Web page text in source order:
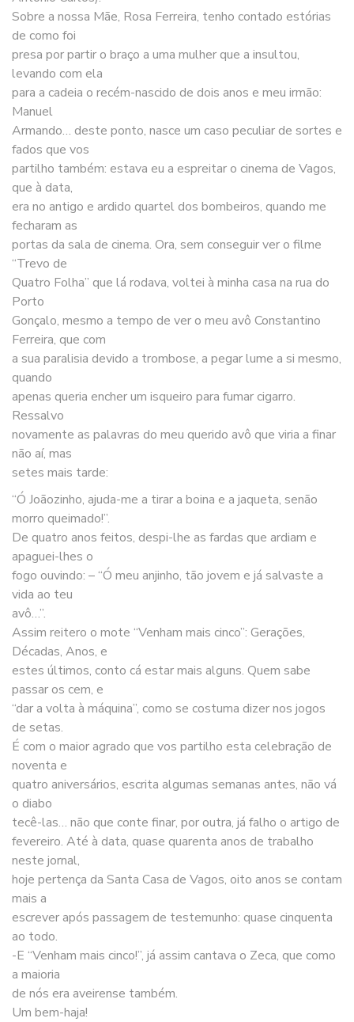
Sobre a nossa Mãe, Rosa Ferreira, tenho contado estórias
de como foi
presa por partir o braço a uma mulher que a insultou,
levando com ela
para a cadeia o recém-nascido de dois anos e meu irmão:
Manuel
Armando… deste ponto, nasce um caso peculiar de sortes e
fados que vos
partilho também: estava eu a espreitar o cinema de Vagos,
que à data,
era no antigo e ardido quartel dos bombeiros, quando me
fecharam as
portas da sala de cinema. Ora, sem conseguir ver o filme
“Trevo de
Quatro Folha” que lá rodava, voltei à minha casa na rua do
Porto
Gonçalo, mesmo a tempo de ver o meu avô Constantino
Ferreira, que com
a sua paralisia devido a trombose, a pegar lume a si mesmo,
quando
apenas queria encher um isqueiro para fumar cigarro.
Ressalvo
novamente as palavras do meu querido avô que viria a finar
não aí, mas
setes mais tarde:
“Ó Joãozinho, ajuda-me a tirar a boina e a jaqueta, senão
morro queimado!”.
De quatro anos feitos, despi-lhe as fardas que ardiam e
apaguei-lhes o
fogo ouvindo: – “Ó meu anjinho, tão jovem e já salvaste a
vida ao teu
avô…”.
Assim reitero o mote “Venham mais cinco”: Gerações,
Décadas, Anos, e
estes últimos, conto cá estar mais alguns. Quem sabe
passar os cem, e
“dar a volta à máquina”, como se costuma dizer nos jogos
de setas.
É com o maior agrado que vos partilho esta celebração de
noventa e
quatro aniversários, escrita algumas semanas antes, não vá
o diabo
tecê-las… não que conte finar, por outra, já falho o artigo de
fevereiro. Até à data, quase quarenta anos de trabalho
neste jornal,
hoje pertença da Santa Casa de Vagos, oito anos se contam
mais a
escrever após passagem de testemunho: quase cinquenta
ao todo.
-E “Venham mais cinco!”, já assim cantava o Zeca, que como
a maioria
de nós era aveirense também.
Um bem-haja!